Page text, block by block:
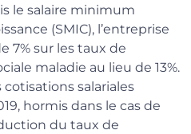
le salaire minimum
(SMIC), l’entreprise
7% sur les taux de
maladie au lieu de 13%.
salariales
hormis dans le cas de
du taux de